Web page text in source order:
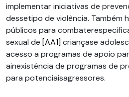
implementar iniciativas de
dessetipo de violência. Também
públicos para
sexual de [AA1]criançase
acesso a programas de apoio
ainexistência de programas de
para potenciaisagressores.